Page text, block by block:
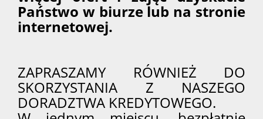
Państwo w biurze lub na stronie
internetowej.
ZAPRASZAMY RÓWNIEŻ DO
SKORZYSTANIA Z NASZEGO
DORADZTWA KREDYTOWEGO.